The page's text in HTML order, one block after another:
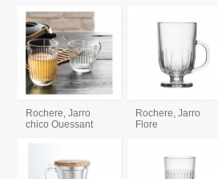
Rochere, Jarro
chico Ouessant
Rochere, Jarro
Flore